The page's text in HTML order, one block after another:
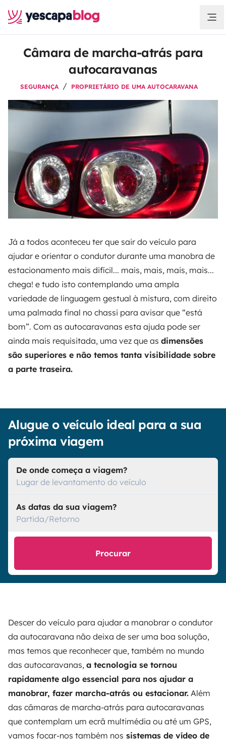
Câmara de marcha-atrás para
autocaravanas
SEGURANÇA PROPRIETÁRIO DE UMA AUTOCARAVANA
Já a todos aconteceu ter que sair do veículo para
ajudar e orientar o condutor durante uma manobra de
estacionamento mais difícil... mais, mais, mais, mais...
chega! e tudo isto contemplando uma ampla
variedade de linguagem gestual à mistura, com direito
uma palmada final no chassi para avisar que “está
bom”. Com as autocaravanas esta ajuda pode ser
ainda mais requisitada, uma vez que as dimensões
são superiores e não temos tanta visibilidade sobre
a parte traseira.
Alugue o veículo ideal para a sua
próxima viagem
De onde começa a viagem?
Lugar de levantamento do veículo
As datas da sua viagem?
Partida/Retorno
Procurar
Descer do veículo para ajudar a manobrar o condutor
da autocaravana não deixa de ser uma boa solução,
mas temos que reconhecer que, também no mundo
das autocaravanas, a tecnologia se tornou
rapidamente algo essencial para nos ajudar a
manobrar, fazer marcha-atrás ou estacionar. Além
das câmaras de marcha-atrás para autocaravanas
que contemplam um ecrã multimédia ou até um GPS,
vamos focar-nos também nos sistemas de vídeo de